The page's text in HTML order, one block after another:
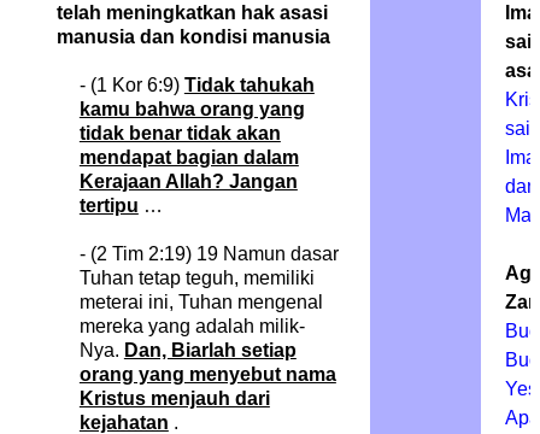
telah meningkatkan hak asasi
manusia dan kondisi manusia
- (1 Kor 6:9) Tidak tahukah
kamu bahwa orang yang
tidak benar tidak akan
mendapat bagian dalam
Kerajaan Allah? Jangan
tertipu …
- (2 Tim 2:19) 19 Namun dasar
Tuhan tetap teguh, memiliki
meterai ini, Tuhan mengenal
mereka yang adalah milik-
Nya. Dan, Biarlah setiap
orang yang menyebut nama
Kristus menjauh dari
kejahatan .